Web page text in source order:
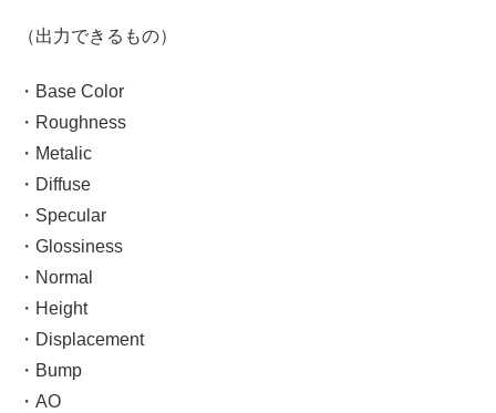
（出力できるもの）
・Base Color
・Roughness
・Metalic
・Diffuse
・Specular
・Glossiness
・Normal
・Height
・Displacement
・Bump
・AO